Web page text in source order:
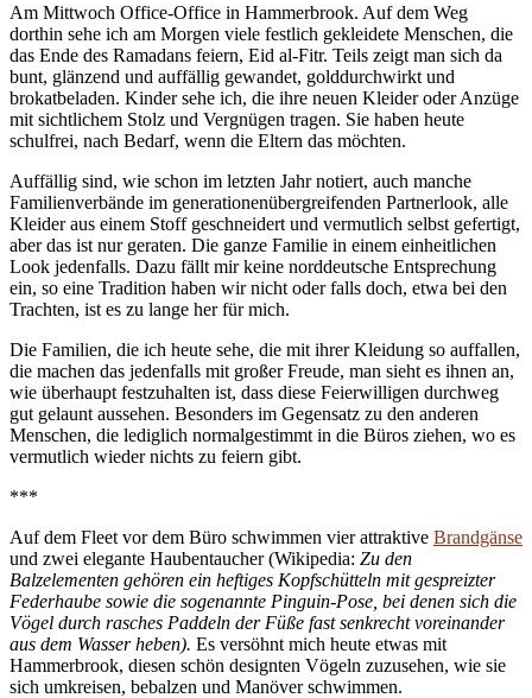
Am Mittwoch Office-Office in Hammerbrook. Auf dem Weg
dorthin sehe ich am Morgen viele festlich gekleidete Menschen, die
das Ende des Ramadans feiern, Eid al-Fitr. Teils zeigt man sich da
bunt, glänzend und auffällig gewandet, golddurchwirkt und
brokatbeladen. Kinder sehe ich, die ihre neuen Kleider oder Anzüge
mit sichtlichem Stolz und Vergnügen tragen. Sie haben heute
schulfrei, nach Bedarf, wenn die Eltern das möchten.
Auffällig sind, wie schon im letzten Jahr notiert, auch manche
Familienverbände im generationenübergreifenden Partnerlook, alle
Kleider aus einem Stoff geschneidert und vermutlich selbst gefertigt,
aber das ist nur geraten. Die ganze Familie in einem einheitlichen
Look jedenfalls. Dazu fällt mir keine norddeutsche Entsprechung
ein, so eine Tradition haben wir nicht oder falls doch, etwa bei den
Trachten, ist es zu lange her für mich.
Die Familien, die ich heute sehe, die mit ihrer Kleidung so auffallen,
die machen das jedenfalls mit großer Freude, man sieht es ihnen an,
wie überhaupt festzuhalten ist, dass diese Feierwilligen durchweg
gut gelaunt aussehen. Besonders im Gegensatz zu den anderen
Menschen, die lediglich normalgestimmt in die Büros ziehen, wo es
vermutlich wieder nichts zu feiern gibt.
***
Auf dem Fleet vor dem Büro schwimmen vier attraktive Brandgänse
und zwei elegante Haubentaucher (Wikipedia: Zu den
Balzelementen gehören ein heftiges Kopfschütteln mit gespreizter
Federhaube sowie die sogenannte Pinguin-Pose, bei denen sich die
Vögel durch rasches Paddeln der Füße fast senkrecht voreinander
aus dem Wasser heben). Es versöhnt mich heute etwas mit
Hammerbrook, diesen schön designten Vögeln zuzusehen, wie sie
sich umkreisen, bebalzen und Manöver schwimmen.